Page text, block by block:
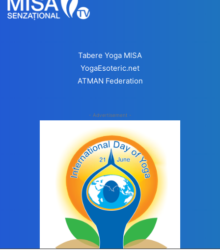
Tabere Yoga MISA
YogaEsoteric.net
ATMAN Federation
- Advertisement -